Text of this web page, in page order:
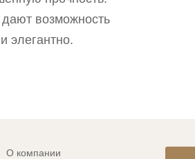
возможность
элегантно.
О компании